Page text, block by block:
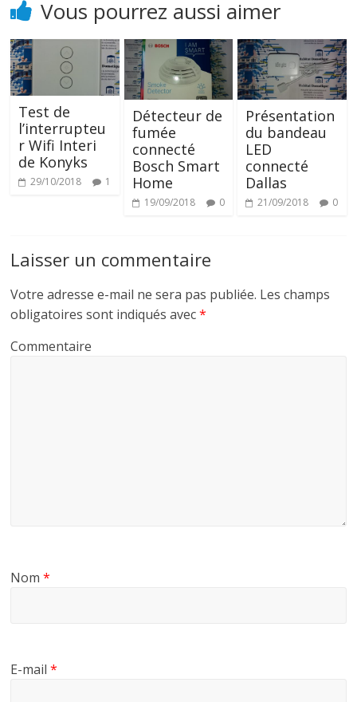
Vous pourrez aussi aimer
Test de
l’interrupteu
r Wifi Interi
de Konyks
29/10/2018 1
Détecteur de
fumée
connecté
Bosch Smart
Home
19/09/2018 0
Présentation
du bandeau
LED
connecté
Dallas
21/09/2018 0
Laisser un commentaire
Votre adresse e-mail ne sera pas publiée. Les champs
obligatoires sont indiqués avec*
Commentaire
Nom*
E-mail*